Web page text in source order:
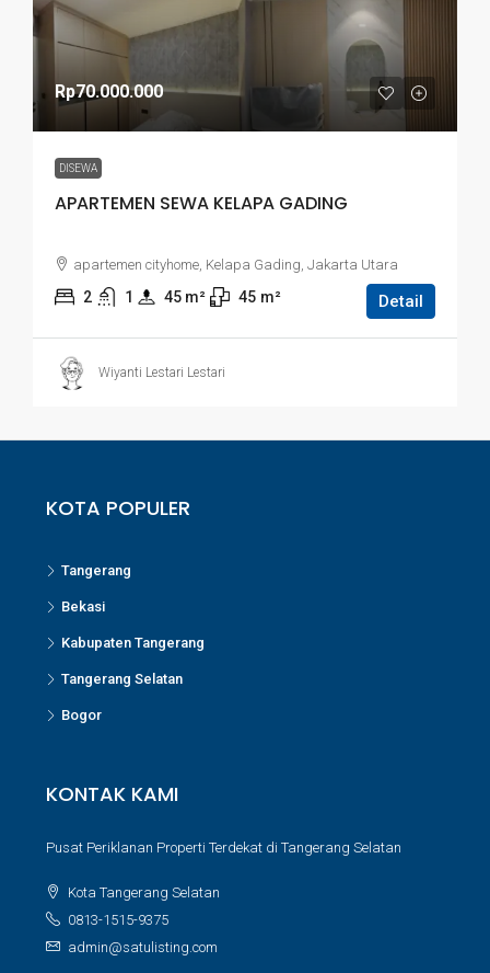
Rp70.000.000
DISEWA
APARTEMEN SEWA KELAPA GADING
apartemen cityhome, Kelapa Gading, Jakarta Utara
2 1 45 m² 45 m² Detail
Wiyanti Lestari Lestari
KOTA POPULER
Tangerang
Bekasi
Kabupaten Tangerang
Tangerang Selatan
Bogor
KONTAK KAMI
Pusat Periklanan Properti Terdekat di Tangerang Selatan
Kota Tangerang Selatan
0813-1515-9375
admin@satulisting.com